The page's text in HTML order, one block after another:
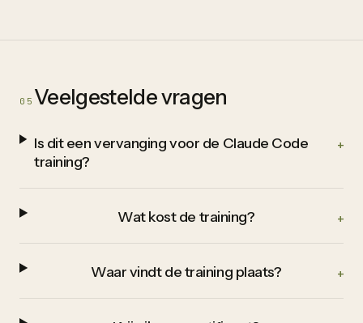
05 Veelgestelde vragen
Is dit een vervanging voor de Claude Code
training?
+
Wat kost de training? +
Waar vindt de training plaats? +